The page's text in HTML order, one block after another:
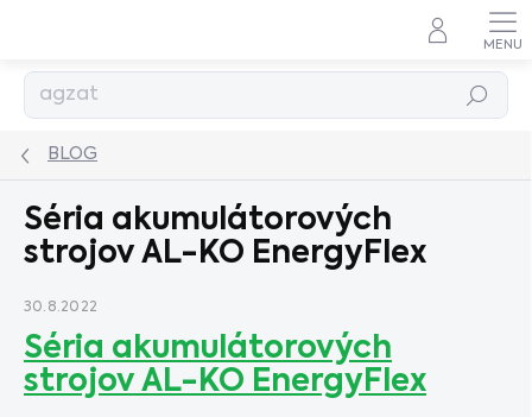
Hľadať
BLOG
Séria akumulátorových
strojov AL-KO EnergyFlex
30.8.2022
Séria akumulátorových
strojov AL-KO EnergyFlex